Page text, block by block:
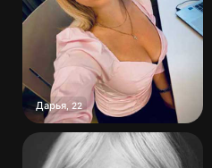
Дарья 22